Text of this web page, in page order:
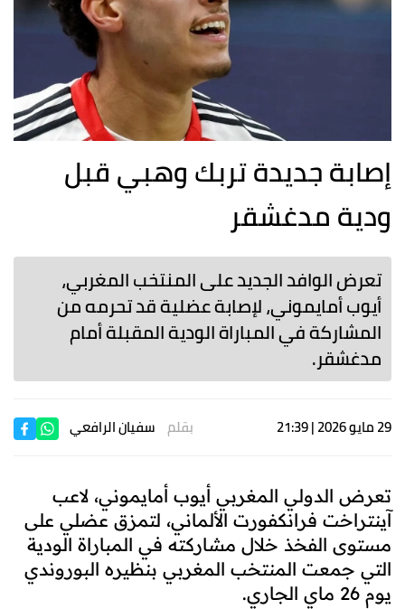
إصابة جديدة تربك وهبي قبل
ودية مدغشقر
تعرض الوافد الجديد على المنتخب المغربي،
أيوب أمايموني، لإصابة عضلية قد تحرمه من
المشاركة في المباراة الودية المقبلة أمام
مدغشقر.
29 مايو 2026 | 21:39 بقلم سفيان الرافعي
تعرض الدولي المغربي أيوب أمايموني، لاعب
آينتراخت فرانكفورت الألماني، لتمزق عضلي على
مستوى الفخذ خلال مشاركته في المباراة الودية
التي جمعت المنتخب المغربي بنظيره البوروندي
يوم 26 ماي الجاري.